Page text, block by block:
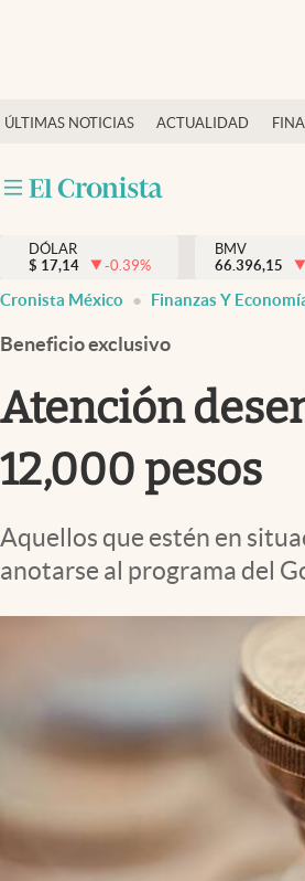
ÚLTIMAS NOTICIAS ACTUALIDAD
Actualidad
Internacionales
Opinión
Brand Strategy
Vida y estilo
Tv
Espiritualidad
DÓLAR
$ 17,14 -0.39%
BMV
66.396,15
Cronista México Finanzas Y
Beneficio exclusivo
Atención
12,000 pesos
Aquellos que estén en
anotarse al programa del